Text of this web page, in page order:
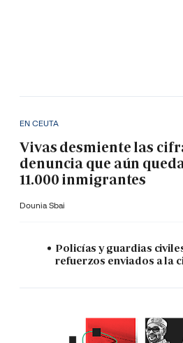
EN CEUTA
Vivas desmiente las
denuncia que aún
11.000 inmigrantes
Dounia Sbai
Policías y guardias
refuerzos enviados a la